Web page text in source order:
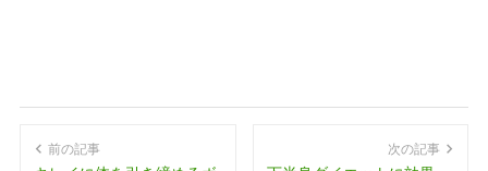
前の記事 次の記事